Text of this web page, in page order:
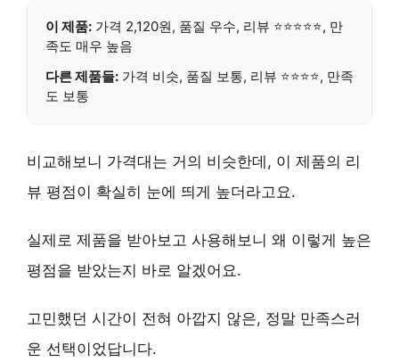
이 제품: 가격 2,120원, 품질 우수, 리뷰 ⭐⭐⭐⭐⭐, 만
족도 매우 높음
다른 제품들: 가격 비슷, 품질 보통, 리뷰 ⭐⭐⭐⭐, 만족
도 보통
비교해보니 가격대는 거의 비슷한데, 이 제품의 리
뷰 평점이 확실히 눈에 띄게 높더라고요.
실제로 제품을 받아보고 사용해보니 왜 이렇게 높은
평점을 받았는지 바로 알겠어요.
고민했던 시간이 전혀 아깝지 않은, 정말 만족스러
운 선택이었답니다.